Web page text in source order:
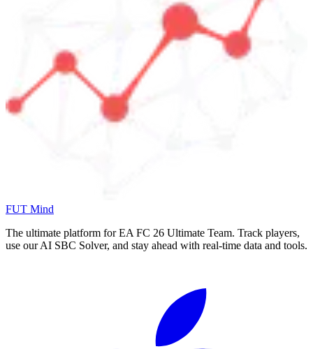
FUT Mind
The ultimate platform for EA FC 26 Ultimate Team. Track players,
use our AI SBC Solver, and stay ahead with real-time data and tools.